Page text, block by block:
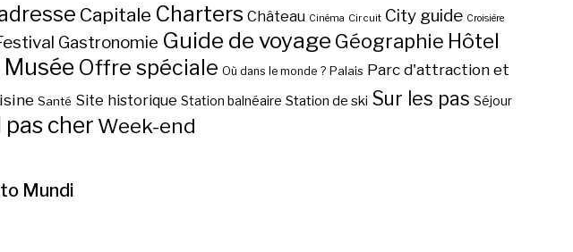
Capitale Charters Château Cinéma Circuit City guide Croisière
Gastronomie Guide de voyage Géographie Hôtel
Musée Offre spéciale Où dans le monde ? Palais Parc d'attraction et
Santé Site historique Station balnéaire Station de ski Sur les pas Séjour
pas cher Week-end
Mundi